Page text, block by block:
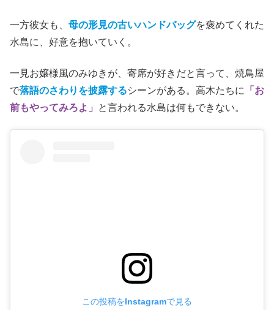
一方彼女も、 母の形見の古いハンドバッグを褒めてくれた
水島に、好意を抱いていく。
一見お嬢様風のみゆきが、寄席が好きだと言って、焼鳥屋
で落語のさわりを披露するシーンがある。高木たちに
「お
前もやってみろよ」
と言われる水島は何もできない。
この投稿をInstagramで見る